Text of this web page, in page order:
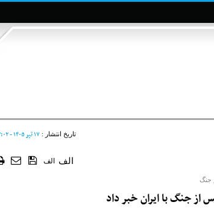
تاریخ انتشار :۱۷ تير ۱۴۰۵ - ۲۲:۰۲
الف الف
جنگ
از جنگ با ایران خبر داد